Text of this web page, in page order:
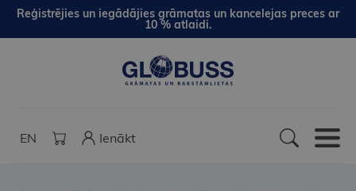
Reģistrējies un iegādājies grāmatas un kancelejas preces ar
10 % atlaidi.
EN Ienākt